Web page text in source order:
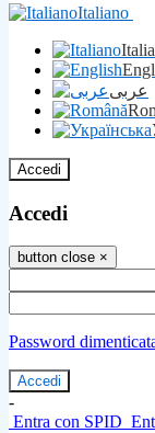
Italiano
عربى
Accedi
Accedi
button close ×
Password
-
Entra con SPID